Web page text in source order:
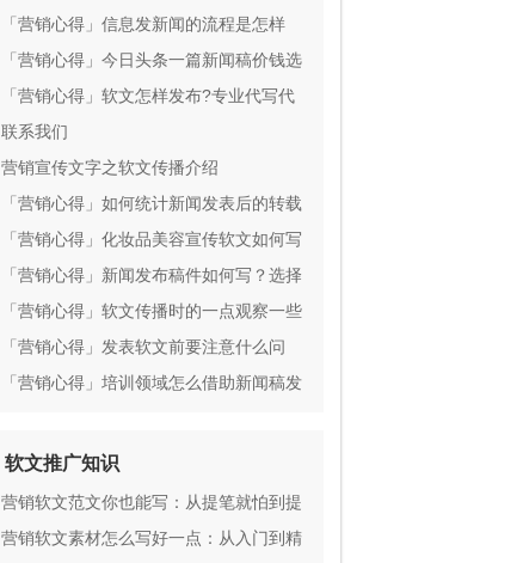
「营销心得」信息发新闻的流程是怎样
的？
「营销心得」今日头条一篇新闻稿价钱选
哪家更加划算
「营销心得」软文怎样发布?专业代写代
发更靠谱
联系我们
营销宣传文字之软文传播介绍
「营销心得」如何统计新闻发表后的转载
量和阅览量
「营销心得」化妆品美容宣传软文如何写
引起人？
「营销心得」新闻发布稿件如何写？选择
代写有骨灰级妙招吗？
「营销心得」软文传播时的一点观察一些
事项？
「营销心得」发表软文前要注意什么问
题？
「营销心得」培训领域怎么借助新闻稿发
软文推广知识
营销软文范文你也能写：从提笔就怕到提
笔就赚
营销软文素材怎么写好一点：从入门到精